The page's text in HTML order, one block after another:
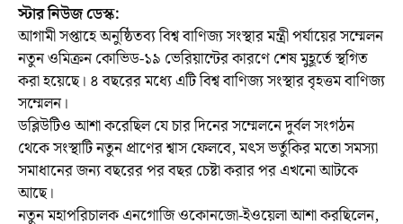
স্টার ‍নিউজ ডেস্ক:
আগামী সপ্তাহে অনুষ্ঠিতব্য বিশ্ব বাণিজ্য সংস্থার মন্ত্রী পর্যায়ের সম্মেলন
নতুন ওমিক্রন কোভিড-১৯ ভেরিয়ান্টের কারণে শেষ মুহূর্তে স্থগিত
করা হয়েছে। ৪ বছরের মধ্যে এটি বিশ্ব বাণিজ্য সংস্থার বৃহত্তম বাণিজ্য
সম্মেলন।
ডব্লিউটিও আশা করেছিল যে চার দিনের সম্মেলনে দুর্বল সংগঠন
থেকে সংস্থাটি নতুন প্রাণের শ্বাস ফেলবে, মৎস ভর্তুকির মতো সমস্যা
সমাধানের জন্য বছরের পর বছর চেষ্টা করার পর এখনো আটকে
আছে।
নতুন মহাপরিচালক এনগোজি ওকোনজো-ইওয়েলা আশা করছিলেন,